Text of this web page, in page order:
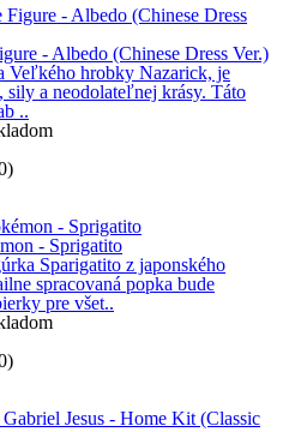
- Albedo (Chinese Dress Ver.)
Veľkého hrobky Nazarick, je
sily a neodolateľnej krásy. Táto
..
- Sprigatito
Sparigatito z japonského
spracovaná popka bude
pre všet..